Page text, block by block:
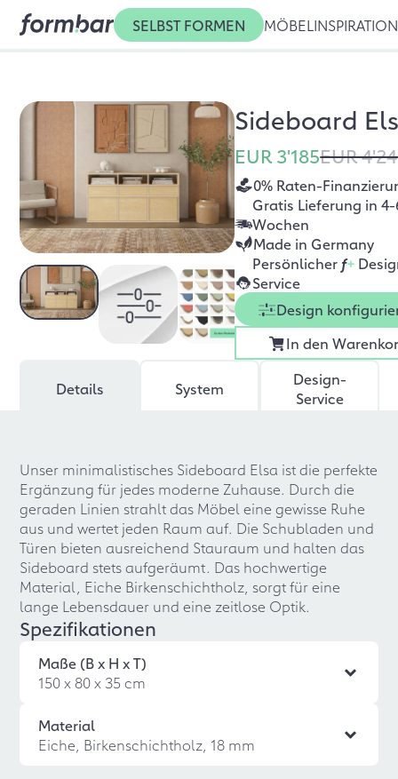
SELBST FORMEN MÖBEL INSPIRATION
Sideboard
EUR 3'185EUR
0% Raten-
Gratis Lieferung in 4-
Wochen
Made in Germany
Persönlicher f+
Service
Design
In den
Details System
Design-
Service
Unser minimalistisches Sideboard Elsa ist die perfekte
Ergänzung für jedes moderne Zuhause. Durch die
geraden Linien strahlt das Möbel eine gewisse Ruhe
aus und wertet jeden Raum auf. Die Schubladen und
Türen bieten ausreichend Stauraum und halten das
Sideboard stets aufgeräumt. Das hochwertige
Material, Eiche Birkenschichtholz, sorgt für eine
lange Lebensdauer und eine zeitlose Optik.
Spezifikationen
Maße (B x H x T)
150 x 80 x 35 cm
Material
Eiche, Birkenschichtholz, 18 mm